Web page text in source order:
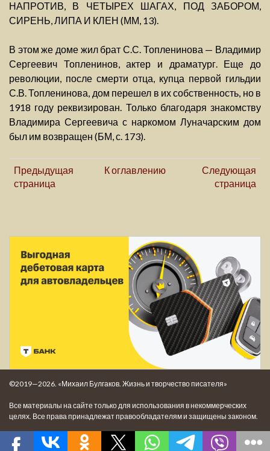
НАПРОТИВ, В ЧЕТЫРЕХ ШАГАХ, ПОД ЗАБОРОМ,
СИРЕНЬ, ЛИПА И КЛЕН (ММ, 13).
В этом же доме жил брат С.С. Топленинова — Владимир
Сергеевич Топленинов, актер и драматург. Еще до
революции, после смерти отца, купца первой гильдии
С.В. Топленинова, дом перешел в их собственность, но в
1918 году реквизирован. Только благодаря знакомству
Владимира Сергеевича с наркомом Луначарским дом
был им возвращен (БМ, с. 173).
Предыдущая
страница
К оглавлению
Следующая
страница
©2019—2026. «Михаил Булгаков. Жизнь и творчество писателя»
Все материалы на сайте только для использования в некоммерческих
целях. Все права принадлежат правообладателям и защищены законом.